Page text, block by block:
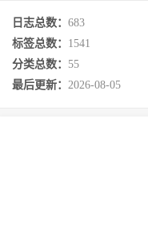
日志总数： 683
标签总数： 1541
分类总数： 55
最后更新： 2026-08-05